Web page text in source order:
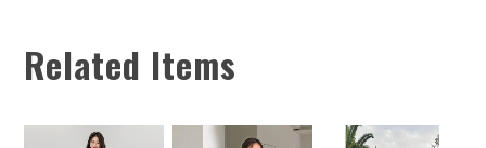
Related Items